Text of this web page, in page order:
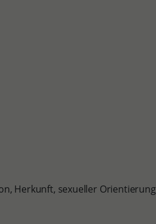
Herkunft, sexueller Orientierung